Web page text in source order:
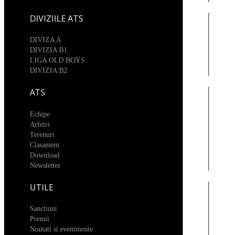
DIVIZIILE ATS
DIVIZA A
DIVIZIA B1
LIGA OLD BOYS
DIVIZIA B2
ATS
Echipe
Arbitri
Terenuri
Clasament
Download
Newsletter
UTILE
Sanctiuni
Premii
Noutati si evenimente